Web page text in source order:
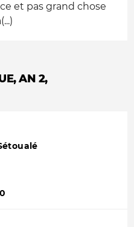
et pas grand chose
AN 2,